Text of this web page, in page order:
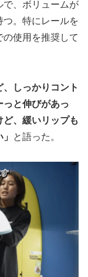
で、ボリュームが
つ。特にレールを
使用を推奨して
、しっかりコント
っと伸びがあっ
ど、緩いリップも
と語った。